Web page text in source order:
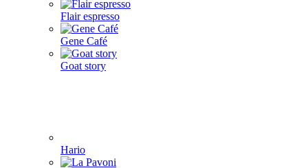
Flair espresso
Gene Café
Goat story
Hario